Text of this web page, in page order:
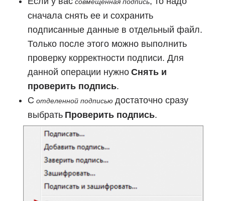
сначала снять ее и сохранить
подписанные данные в отдельный файл.
Только после этого можно выполнить
проверку корректности подписи. Для
данной операции нужно Снять и
проверить подпись.
С отделенной подписью достаточно сразу
выбрать Проверить подпись.